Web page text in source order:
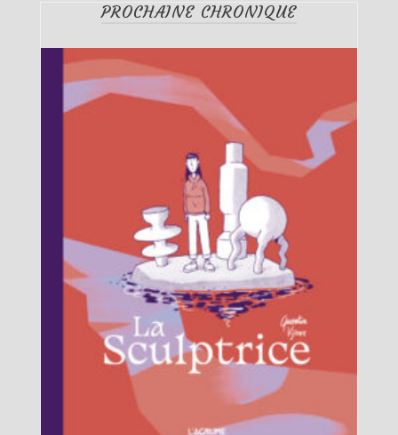
PROCHAINE CHRONIQUE